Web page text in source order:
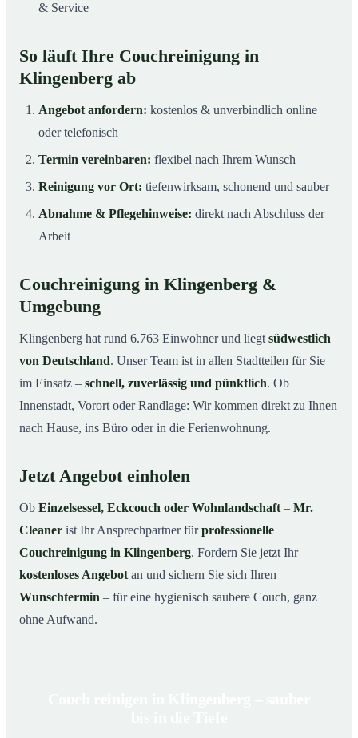
& Service
So läuft Ihre Couchreinigung in
Klingenberg ab
Angebot anfordern: kostenlos & unverbindlich online
oder telefonisch
Termin vereinbaren: flexibel nach Ihrem Wunsch
Reinigung vor Ort: tiefenwirksam, schonend und sauber
Abnahme & Pflegehinweise: direkt nach Abschluss der
Arbeit
Couchreinigung in Klingenberg &
Umgebung
Klingenberg hat rund 6.763 Einwohner und liegt südwestlich
von Deutschland. Unser Team ist in allen Stadtteilen für Sie
im Einsatz – schnell, zuverlässig und pünktlich. Ob
Innenstadt, Vorort oder Randlage: Wir kommen direkt zu Ihnen
nach Hause, ins Büro oder in die Ferienwohnung.
Jetzt Angebot einholen
Ob Einzelsessel, Eckcouch oder Wohnlandschaft – Mr.
Cleaner ist Ihr Ansprechpartner fürprofessionelle
Couchreinigung in Klingenberg. Fordern Sie jetzt Ihr
kostenloses Angebot an und sichern Sie sich Ihren
Wunschtermin – für eine hygienisch saubere Couch, ganz
ohne Aufwand.